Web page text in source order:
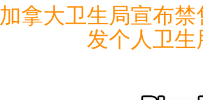
加拿大卫生局宣布
发个人卫